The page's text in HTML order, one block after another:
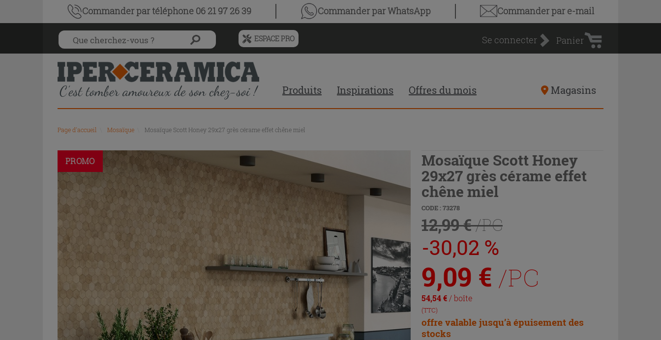
Commander par téléphone 06 21 97 26 39 Commander par WhatsApp Commander par e-mail
Menu
de
l'historique
des
recherches
du
recommandé
site
ESPACE PRO Se connecter
d'achat
Panier
Produits Inspirations Offres du mois Magasins
Page d'accueil Mosaïque Mosaïque Scott Honey 29x27 grès cérame effet chêne miel
PROMO
Mosaïque Scott Honey
29x27 grès cérame effet
chêne miel
CODE : 73278
12,99 €/PC
-30,02 %
9,09 € /PC
54,54€ / boîte
(TTC)
offre valable jusqu’à épuisement des
stocks